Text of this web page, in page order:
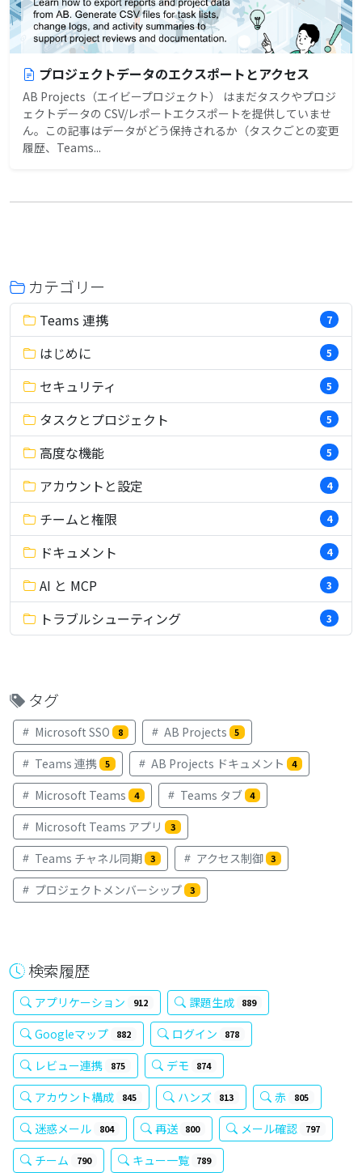
プロジェクトデータのエクスポートとアクセス
AB Projects（エイビープロジェクト） はまだタスクやプロジ
ェクトデータの CSV/レポートエクスポートを提供していませ
ん。この記事はデータがどう保持されるか（タスクごとの変更
履歴、Teams...
カテゴリー
Teams 連携 7
はじめに 5
セキュリティ 5
タスクとプロジェクト 5
高度な機能 5
アカウントと設定 4
チームと権限 4
ドキュメント 4
AI と MCP 3
トラブルシューティング 3
タグ
Microsoft SSO 8 AB Projects 5
Teams 連携 5 AB Projects ドキュメント 4
Microsoft Teams 4 Teams タブ 4
Microsoft Teams アプリ 3
Teams チャネル同期 3 アクセス制御 3
プロジェクトメンバーシップ 3
検索履歴
アプリケーション 912 課題生成 889
Googleマップ 882 ログイン 878
レビュー連携 875 デモ 874
アカウント構成 845 ハンズ 813 赤 805
迷惑メール 804 再送 800 メール確認 797
チーム 790 キュー一覧 789